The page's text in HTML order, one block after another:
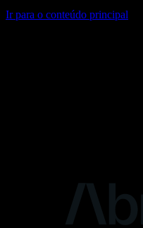
Ir para o conteúdo principal